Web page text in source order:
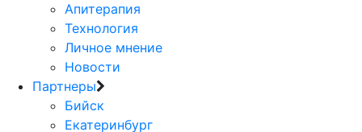
Апитерапия
Технология
Личное мнение
Новости
Партнеры
Бийск
Екатеринбург